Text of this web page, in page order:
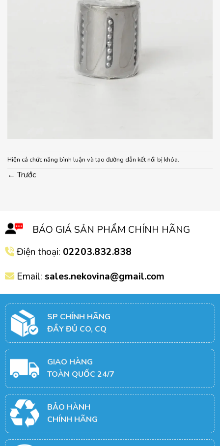
Hiện cả chức năng bình luận và tạo đường dẫn kết nối bị khóa.
← Trước
BÁO GIÁ SẢN PHẨM CHÍNH HÃNG
Điện thoại: 02203.832.838
Email: sales.nekovina@gmail.com
SP CHÍNH HÃNG
ĐẦY ĐỦ CO, CQ
GIAO HÀNG
TOÀN QUỐC 24/7
BẢO HÀNH
CHÍNH HÃNG